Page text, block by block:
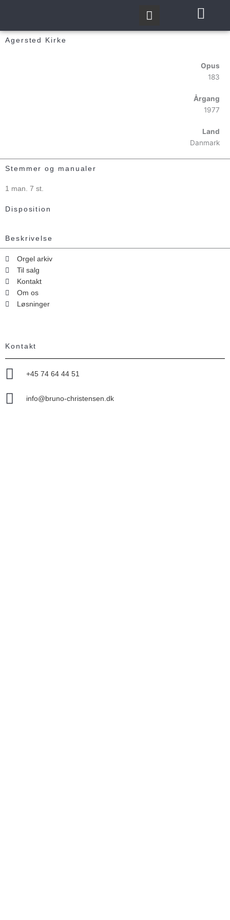
Agersted Kirke
Opus
183
Årgang
1977
Land
Danmark
Stemmer og manualer
1 man. 7 st.
Disposition
Beskrivelse
Orgel arkiv
Til salg
Kontakt
Om os
Løsninger
Kontakt
+45 74 64 44 51
info@bruno-christensen.dk